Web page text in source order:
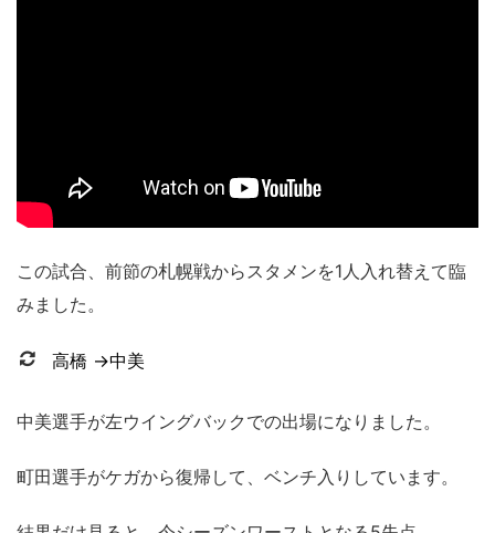
この試合、前節の札幌戦からスタメンを1人入れ替えて臨
みました。
高橋 →中美
中美選手が左ウイングバックでの出場になりました。
町田選手がケガから復帰して、ベンチ入りしています。